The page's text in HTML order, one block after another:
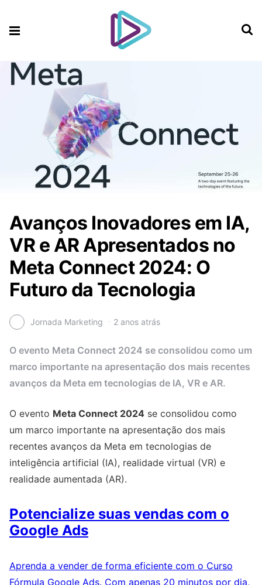
Avanços Inovadores em IA,
VR e AR Apresentados no
Meta Connect 2024: O
Futuro da Tecnologia
Jornada Marketing 2 anos atrás
O evento Meta Connect 2024 se consolidou como um
marco importante na apresentação dos mais recentes
avanços da Meta em tecnologias de IA, VR e AR.
O evento Meta Connect 2024 se consolidou como
um marco importante na apresentação dos mais
recentes avanços da Meta em tecnologias de
inteligência artificial (IA), realidade virtual (VR) e
realidade aumentada (AR).
Potencialize suas vendas com o
Google Ads
Aprenda a vender de forma eficiente com o Curso
Fórmula Google Ads. Com apenas 20 minutos por dia,